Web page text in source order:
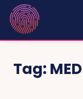
Tag: